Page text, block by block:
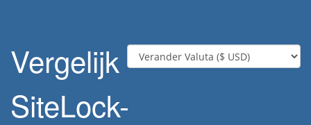
Vergelijk
SiteLock-